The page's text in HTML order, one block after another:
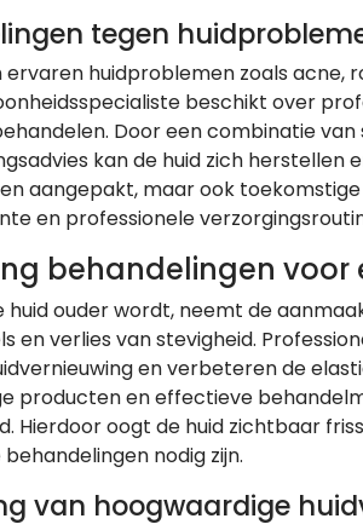
tegen
ervaren huidproblemen zoals acne,
beschikt over
Door een combinatie
kan de huid zich
aangepakt, maar ook
en professionele
behandelingen voor
huid ouder wordt, neemt de
en verlies van stevigheid.
en verbeteren de
producten en effectieve
Hierdoor oogt de huid zichtbaar
nodig zijn.
van hoogwaardige